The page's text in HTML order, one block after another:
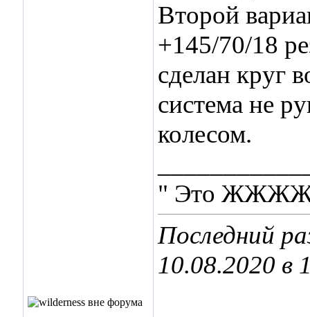
Второй
+145/70/18
сделан круг
система не
колесом.
" Это
Последний
10.08.2020 в